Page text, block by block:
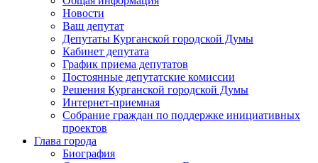
Новости
Ваш депутат
Депутаты Курганской городской Думы
Кабинет депутата
График приема депутатов
Постоянные депутатские комиссии
Решения Курганской городской Думы
Интернет-приемная
Собрание граждан по поддержке инициативных
проектов
Глава города
Биография